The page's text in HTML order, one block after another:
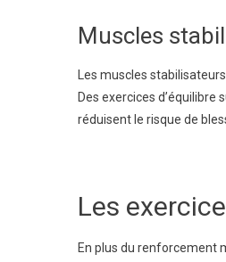
Muscles
Les muscles
Des exercices
réduisent le risque de
Les
En plus du renforcement